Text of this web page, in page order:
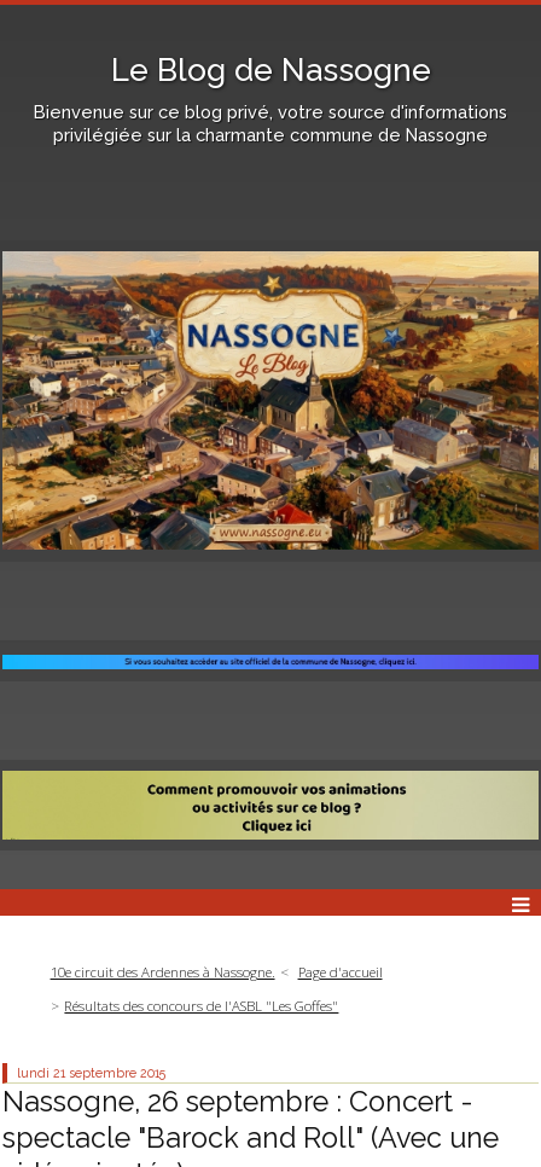
Le Blog de Nassogne
Bienvenue sur ce blog privé, votre source d'informations
privilégiée sur la charmante commune de Nassogne
10e circuit des Ardennes à Nassogne.
Page d'accueil
Résultats des concours de l'ASBL "Les Goffes"
lundi 21 septembre 2015
Nassogne, 26 septembre : Concert -
spectacle "Barock and Roll" (Avec une